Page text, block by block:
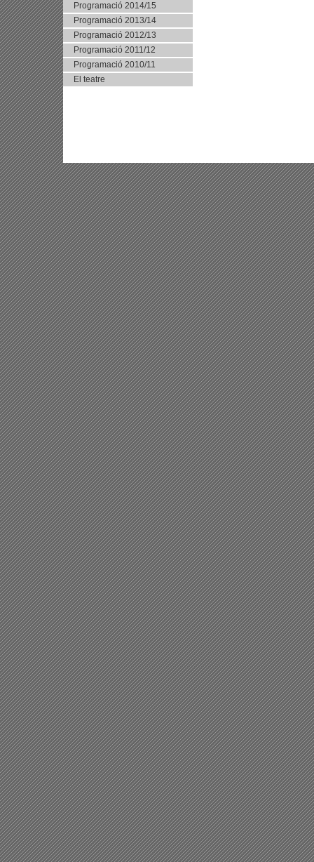
Programació 2014/15
Programació 2013/14
Programació 2012/13
Programació 2011/12
Programació 2010/11
El teatre